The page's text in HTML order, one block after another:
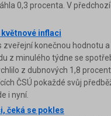
0,3 procenta. V
inflaci
zveřejní konečnou hodnotu
z minulého týdne se
z dubnových 1,8
ČSÚ pokaždé svůj
i nyní.
čeká se pokles